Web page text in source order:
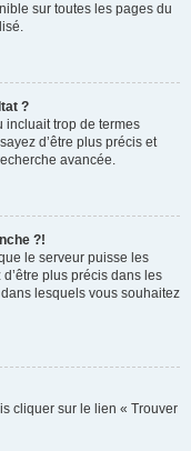
sur toutes les pages du
?
incluait trop de termes
d’être plus précis et
avancée.
?!
le serveur puisse les
plus précis dans les
lesquels vous souhaitez
cliquer sur le lien « Trouver